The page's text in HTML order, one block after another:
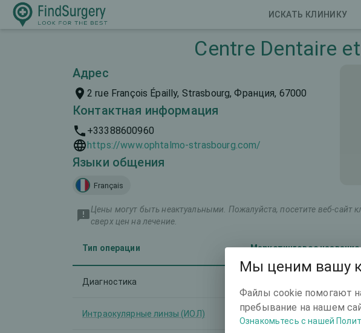
ИСКАТЬ КЛИНИКУ
Centre Dentaire
Адрес
2 rue François Épailly, Strasbourg, Франция, 67000
Контактная информация
+33388600960
https://www.ophtalmo-strasbourg.com/
Языки общения
Français
Цены могут быть неактуальными. Пожалуйста, посетите веб-сайт
сверх цен на лечение.
Тип операции Маркетинговое название
Диагностика
Интраокулярные линзы (ИОЛ) -
Мы ценим вашу
Файлы cookie помогают
пребывание на нашем
Ознакомьтесь с нашей